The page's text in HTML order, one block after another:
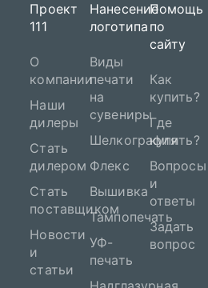
Проект
111
О
компании
Наши
дилеры
Стать
дилером
Стать
поставщиком
Новости
и
статьи
Нанесение
логотипа
Виды
печати
на
сувениры
Шелкография
Флекс
Вышивка
Тампопечать
УФ-
печать
Помощь
по
сайту
Как
купить?
Где
купить?
Вопросы
и
ответы
Задать
вопрос